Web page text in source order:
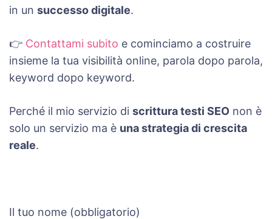
in un successo digitale.
👉 Contattami subito e cominciamo a costruire
insieme la tua visibilità online, parola dopo parola,
keyword dopo keyword.
Perché il mio servizio di scrittura testi SEO non è
solo un servizio ma è una strategia di crescita
reale.
Il tuo nome (obbligatorio)